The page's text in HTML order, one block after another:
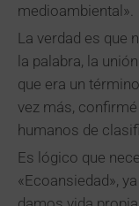
medioambiental».
La verdad es que
la palabra, la
que era un
vez más,
humanos de
Es lógico que
«Ecoansiedad»,